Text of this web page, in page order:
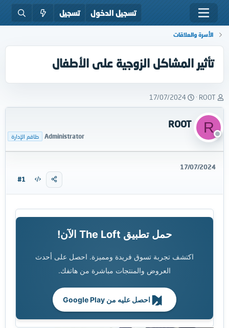
تسجيل الدخول تسجيل
الأسرة والعلاقات
تأثير المشاكل الزوجية على الأطفال
ب
ا
د
ئ
ا
ل
م
ض
ROOT
ت
ا
ي
ل
د
17/07/2024
R
ROOT
Administrator طاقم الإدارة
17/07/2024
#1
حمل تطبيق The Loft الآن!
اكتشف تجربة تسوق فريدة ومميزة. احصل على أحدث
العروض والمنتجات مباشرة من هاتفك.
احصل عليه من Google Play